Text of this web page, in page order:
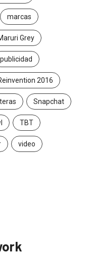
marcas
Grey
publicidad
2016
Snapchat
TBT
video